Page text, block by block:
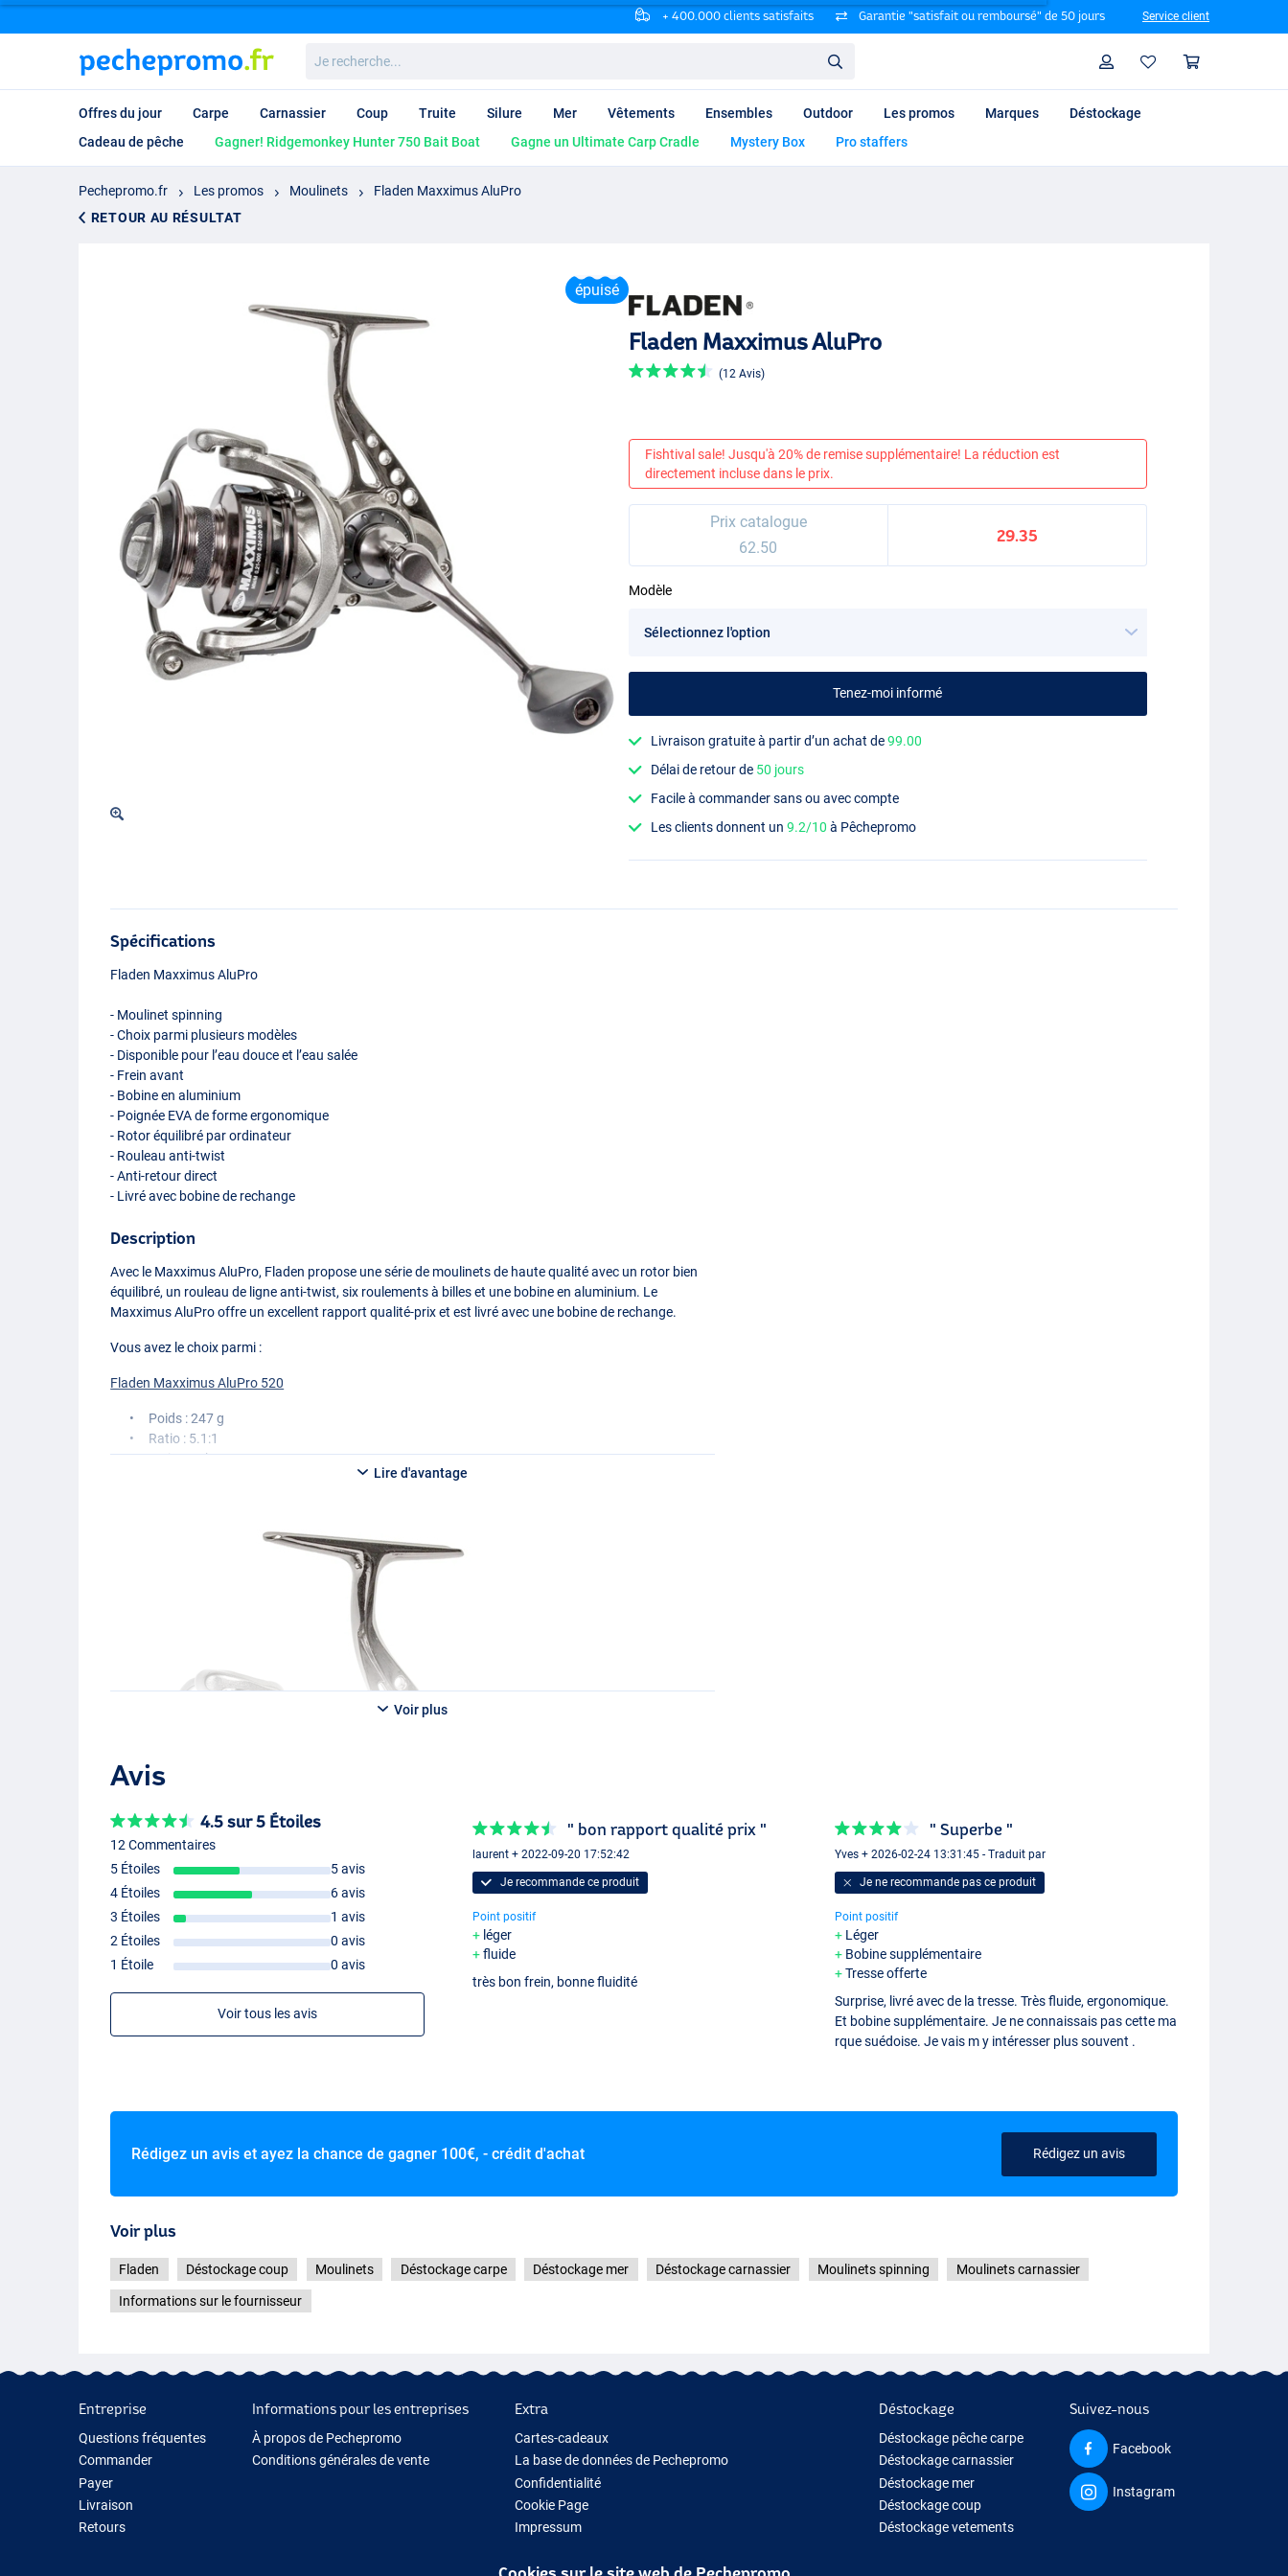
+ 400.000 clients satisfaits Garantie "satisfait ou remboursé" de 50 jours Service client
recherche...
Profil
Offres du jour Carpe Carnassier Coup Truite Silure Mer Vêtements Ensembles Outdoor Les promos Marques
Déstockage
Cadeau de pêche
Gagner! Ridgemonkey Hunter 750 Bait Boat Gagne un Ultimate Carp Cradle Mystery Box Pro staffers
Pechepromo.fr Les promos Moulinets
Fladen Maxximus AluPro
RETOUR AU RÉSULTAT
épuisé
Fladen Maxximus AluPro
(12 Avis)
Fishtival sale! Jusqu'à 20% de remise supplémentaire! La réduction est
directement incluse dans le prix.
Prix catalogue
62.50
29.35
Modèle
Tenez-moi informé
Livraison gratuite à partir d’un achat de99.00
Délai de retour de 50 jours
Facile à commander sans ou avec compte
Les clients donnent un9.2/10 à Pêchepromo
Spécifications
Fladen Maxximus AluPro
- Moulinet spinning
- Choix parmi plusieurs modèles
- Disponible pour l’eau douce et l’eau salée
- Frein avant
- Bobine en aluminium
- Poignée EVAde forme ergonomique
- Rotor équilibré par ordinateur
- Rouleau anti-twist
- Anti-retour direct
- Livré avec bobine de rechange
Description
Avec le Maxximus AluPro, Fladen propose une série de moulinets de haute qualité avec un rotor bien
équilibré, un rouleau de ligne anti-twist, six roulements à billes et une bobine en aluminium. Le
Maxximus AluPro offre un excellent rapport qualité-prix et est livré avec une bobine de rechange.
Vous avez le choix parmi :
Fladen Maxximus AluPro 520
Poids : 247 g
Ratio : 5.1:1
Frein : 10 kg
Fladen Maxximus AluPro 530
Ratio : 5.1:1
Roulements à billes : 5+1
Fladen Maxximus AluPro 550
Poids : 298 g
Ratio : 5.1:1
Frein : 12 kg
Ratio : 5.1:1
Roulements à billes : 5+1
Lire d'avantage
Voir plus
Avis
4.5 sur 5 Étoiles
12 Commentaires
5 Étoiles
5 avis
4 Étoiles
6 avis
3 Étoiles
1 avis
2 Étoiles
0 avis
1 Étoile
0 avis
Voir tous les avis
" bon rapport qualité prix "
laurent + 2022-09-20 17:52:42
Je recommande ce produit
Point positif
léger
fluide
très bon frein, bonne fluidité
" Superbe "
Yves + 2026-02-24 13:31:45 - Traduit par
Je ne recommande pas ce produit
Point positif
Léger
Bobine supplémentaire
Tresse offerte
Surprise, livré avec de la tresse. Très fluide, ergonomique.
Et bobine supplémentaire. Je ne connaissais pas cette ma
rque suédoise. Je vais m y intéresser plus souvent .
Rédigez un avis et ayez la chance de gagner 100€, - crédit d'achat Rédigez un avis
Voir plus
Fladen Déstockage coup Moulinets Déstockage carpe Déstockage mer Déstockage carnassier Moulinets spinning Moulinets carnassier
Informations sur le fournisseur
Entreprise
Questions fréquentes
Commander
Payer
Livraison
Retours
Informations pour les entreprises
À propos de Pechepromo
Conditions générales de vente
Extra
Cartes-cadeaux
La base de données de Pechepromo
Confidentialité
Cookie Page
Impressum
Nouveau Matériel de Pêche
Déstockage
Déstockage pêche carpe
Déstockage carnassier
Déstockage mer
Déstockage coup
Déstockage vetements
Suivez-nous
Facebook
Instagram